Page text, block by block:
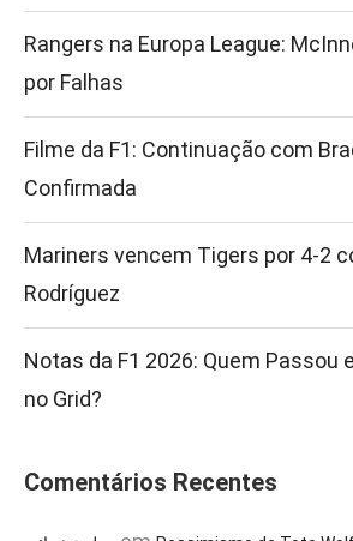
Rangers na Europa League:
por Falhas
Filme da F1: Continuação com
Confirmada
Mariners vencem Tigers por 4-2
Rodríguez
Notas da F1 2026: Quem Passou
no Grid?
Comentários Recentes